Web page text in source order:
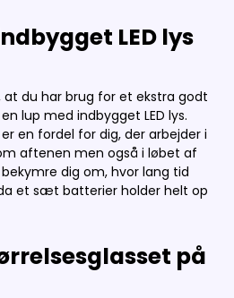
LED lys
du har brug for et ekstra godt
lup med indbygget LED lys.
en fordel for dig, der arbejder i
aftenen men også i løbet af
dig om, hvor lang tid
et sæt batterier holder helt op
på